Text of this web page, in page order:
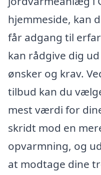
hjemmeside, kan
får adgang til
kan rådgive dig
ønsker og krav.
tilbud kan du
mest værdi for
skridt mod en
opvarmning, og
at modtage dine